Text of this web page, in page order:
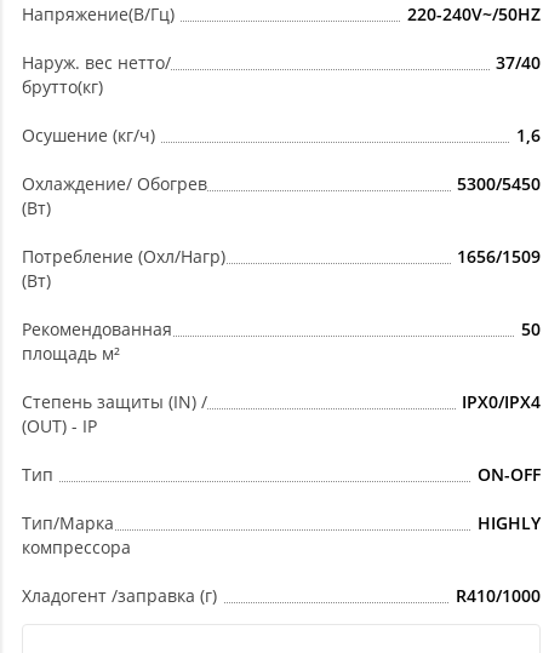
Напряжение(В/Гц) 220-240V~/50HZ
Наруж. вес нетто/
брутто(кг)
37/40
Осушение (кг/ч) 1,6
Охлаждение/ Обогрев
(Вт)
5300/5450
Потребление (Охл/Нагр)
(Вт)
1656/1509
Рекомендованная
площадь м²
50
Степень защиты (IN) /
(OUT) - IP
IPX0/IPX4
Тип ON-OFF
Тип/Марка
компрессора
HIGHLY
Хладогент /заправка (г) R410/1000